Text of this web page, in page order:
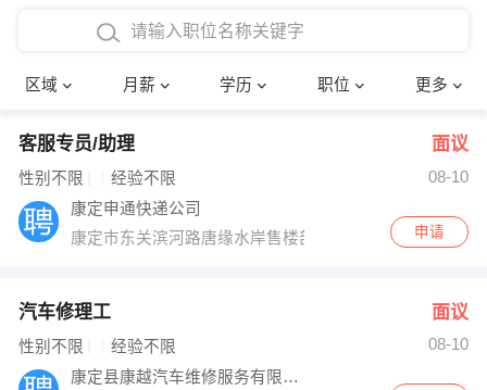
区域 月薪 学历 职位 更多
4000-5000元
8000-12000元
12000-20000元
博士
文员
财务会计
网络IT
快递员
确定
客服专员/助理 面议
性别不限 经验不限
08-10
康定申通快递公司
康定市东关滨河路唐缘水岸售楼部旁边
申请
汽车修理工 面议
性别不限 经验不限
08-10
康定县康越汽车维修服务有限责任公司